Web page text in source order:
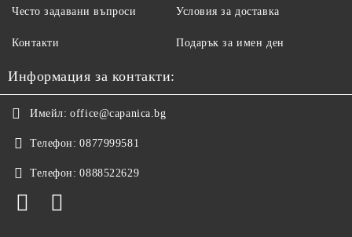
Често задавани въпроси
Контакти
Условия за доставка
Подарък за имен ден
Информация за контакти:
Имейл: office@capanica.bg
Телефон: 0877999581
Телефон: 0888522629